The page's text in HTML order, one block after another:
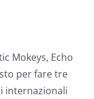
Mokeys, Echo
per fare tre
internazionali